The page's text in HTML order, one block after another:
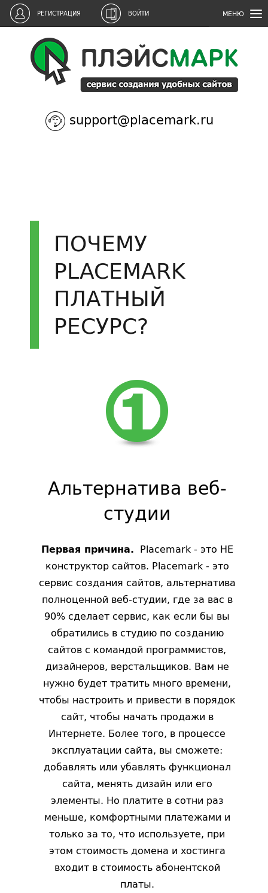
support@placemark.ru
ВОЙТИ
РЕГИСТРАЦИЯ МЕНЮ
ПОЧЕМУ
PLACEMARK
ПЛАТНЫЙ
РЕСУРС?
Альтернатива веб-
студии
Первая причина. Placemark - это НЕ
конструктор сайтов. Placemark - это
сервис создания сайтов, альтернатива
полноценной веб-студии, где за вас в
90% сделает сервис, как если бы вы
обратились в студию по созданию
сайтов с командой программистов,
дизайнеров, верстальщиков. Вам не
нужно будет тратить много времени,
чтобы настроить и привести в порядок
сайт, чтобы начать продажи в
Интернете. Более того, в процессе
эксплуатации сайта, вы сможете:
добавлять или убавлять функционал
сайта, менять дизайн или его
элементы. Но платите в сотни раз
меньше, комфортными платежами и
только за то, что используете, при
этом стоимость домена и хостинга
входит в стоимость абонентской
платы.